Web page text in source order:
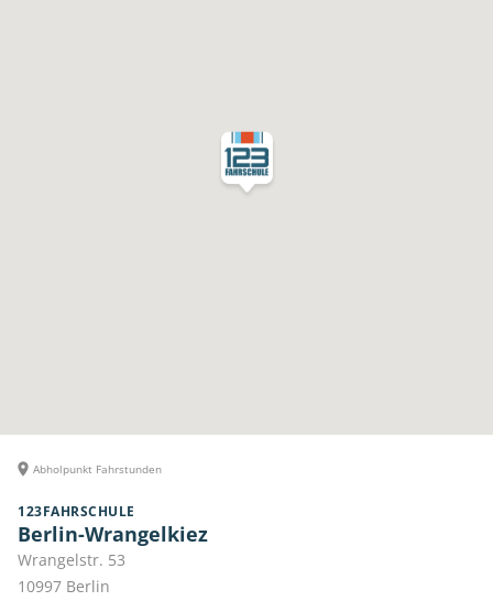
Abholpunkt Fahrstunden
123FAHRSCHULE
Berlin-Wrangelkiez
Wrangelstr. 53
10997 Berlin